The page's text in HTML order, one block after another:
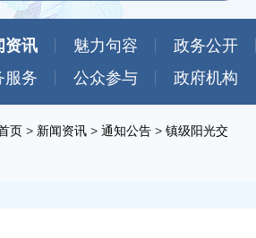
资讯 魅力句容
政务公开
服务
公众参与 政府机构
页 > 新闻资讯 > 通知公告 > 镇级阳光交